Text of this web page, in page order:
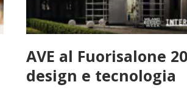
AVE al Fuorisalone
design e tecnologia